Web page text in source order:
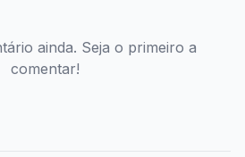
ainda. Seja o primeiro a
comentar!